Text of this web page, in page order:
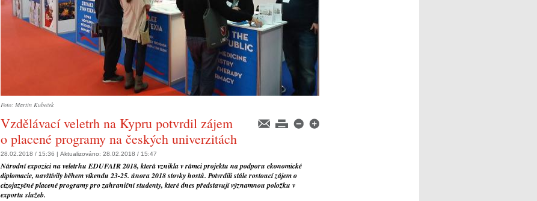
Foto: Martin Kubeček
Vzdělávací veletrh na Kypru potvrdil zájem
o placené programy na českých univerzitách
28.02.2018 / 15:36 | Aktualizováno: 28.02.2018 / 15:47
Národní expozici na veletrhu EDUFAIR 2018, která vznikla v rámci projektu na podporu ekonomické
diplomacie, navštívily během víkendu 23-25. února 2018 stovky hostů. Potvrdili stále rostoucí zájem o
cizojazyčné placené programy pro zahraniční studenty, které dnes představují významnou položku v
exportu služeb.